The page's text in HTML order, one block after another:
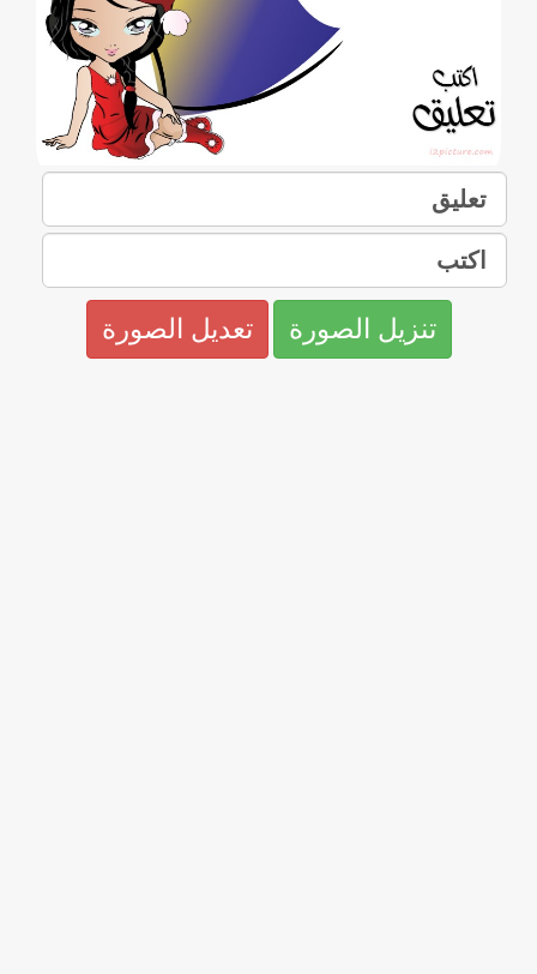
تعديل الصورة تنزيل الصورة